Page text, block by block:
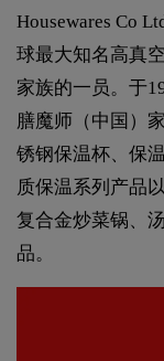
Housewares Co
球最大知名高真
家族的一员。于
膳魔师（中国）
锈钢保温杯、保
质保温系列产品
复合金炒菜锅、
品。